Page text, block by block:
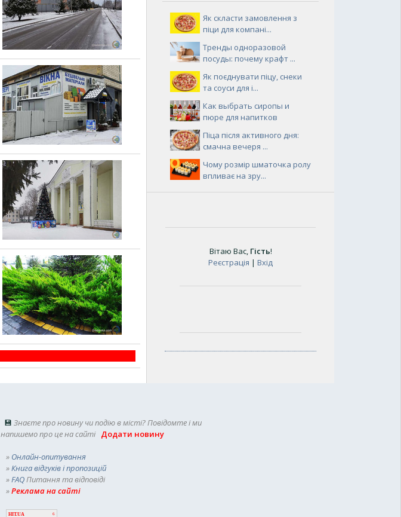
Як скласти замовлення з
піци для компані...
Тренды одноразовой
посуды: почему крафт ...
Як поєднувати піцу, снеки
та соуси для і...
Как выбрать сиропы и
пюре для напитков
Піца після активного дня:
смачна вечеря ...
Чому розмір шматочка ролу
впливає на зру...
Вітаю Вас, Гість!
Реєстрація | Вхід
💾 Знаєте про новину чи подію в місті? Повідомте і ми
напишемо про це на сайті Додати новину
» Онлайн-опитування
»Книга відгуків і пропозицій
»FAQПитання та відповіді
»Реклама на сайті
HIT.UA
6